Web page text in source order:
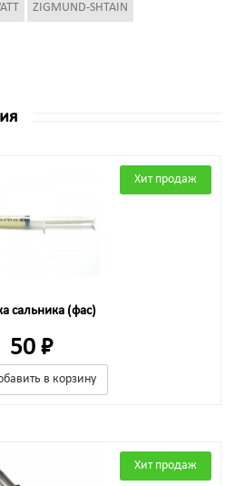
ZIGMUND-SHTAIN
Хит продаж
сальника (фас)
50 ₽
в корзину
Хит продаж